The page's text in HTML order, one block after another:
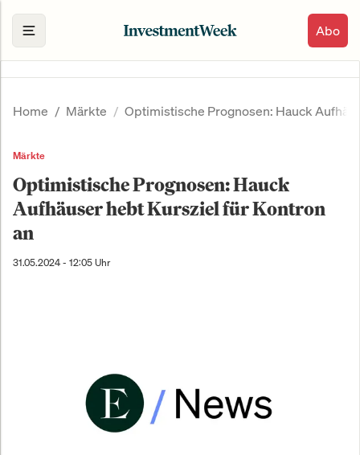
Abo
Home Märkte Optimistische Prognosen: Hauck
Märkte
Optimistische Prognosen: Hauck
Aufhäuser hebt Kursziel für Kontron
an
31.05.2024 - 12:05 Uhr